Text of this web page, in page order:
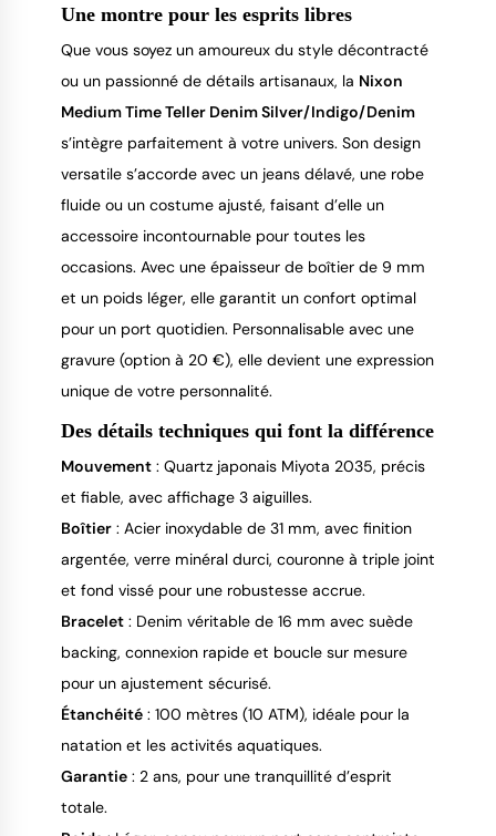
Une montre pour les esprits libres
Que vous soyez un amoureux du style décontracté
ou un passionné de détails artisanaux, la Nixon
Medium Time Teller Denim Silver/Indigo/Denim
s’intègre parfaitement à votre univers. Son design
versatile s’accorde avec un jeans délavé, une robe
fluide ou un costume ajusté, faisant d’elle un
accessoire incontournable pour toutes les
occasions. Avec une épaisseur de boîtier de 9 mm
et un poids léger, elle garantit un confort optimal
pour un port quotidien. Personnalisable avec une
gravure (option à 20 €), elle devient une expression
unique de votre personnalité.
Des détails techniques qui font la différence
Mouvement : Quartz japonais Miyota 2035, précis
et fiable, avec affichage 3 aiguilles.
Boîtier : Acier inoxydable de 31 mm, avec finition
argentée, verre minéral durci, couronne à triple joint
et fond vissé pour une robustesse accrue.
Bracelet : Denim véritable de 16 mm avec suède
backing, connexion rapide et boucle sur mesure
pour un ajustement sécurisé.
Étanchéité : 100 mètres (10 ATM), idéale pour la
natation et les activités aquatiques.
Garantie : 2 ans, pour une tranquillité d’esprit
totale.